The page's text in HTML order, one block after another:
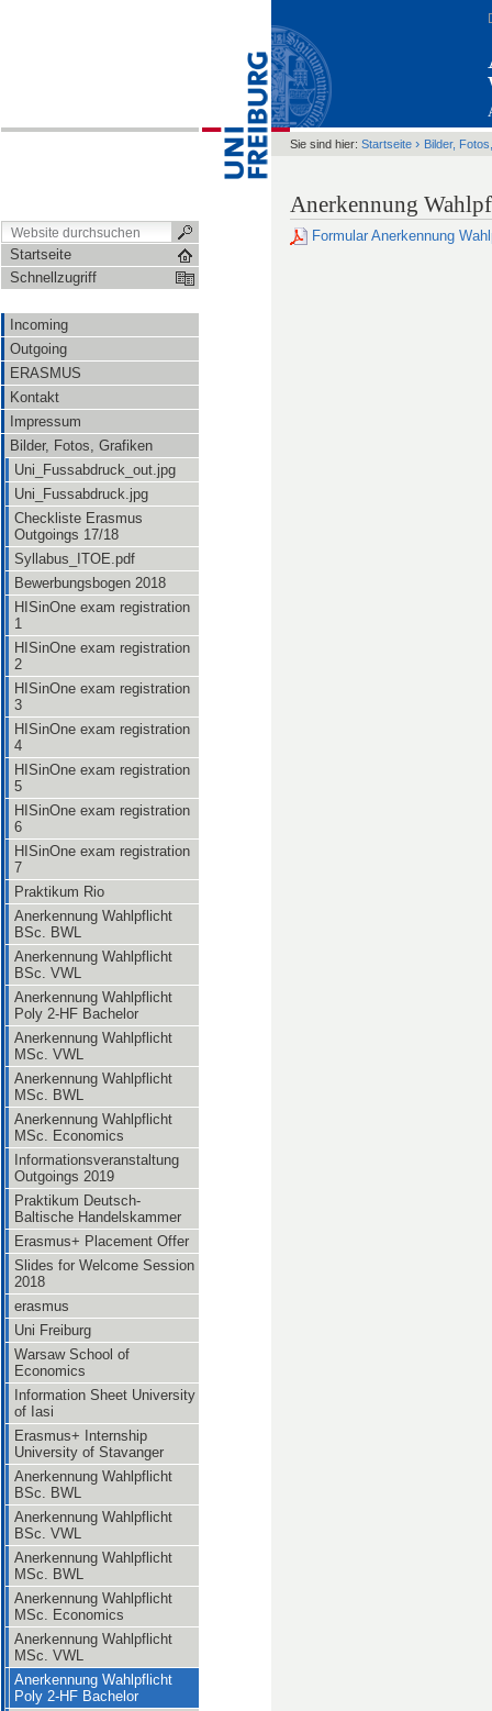
Startseite
Schnellzugriff
Incoming
Outgoing
ERASMUS
Kontakt
Impressum
Bilder, Fotos, Grafiken
Uni_Fussabdruck_out.jpg
Uni_Fussabdruck.jpg
Checkliste Erasmus
Outgoings 17/18
Syllabus_ITOE.pdf
Bewerbungsbogen 2018
HISinOne exam registration
1
HISinOne exam registration
2
HISinOne exam registration
3
HISinOne exam registration
4
HISinOne exam registration
5
HISinOne exam registration
6
HISinOne exam registration
7
Praktikum Rio
Anerkennung Wahlpflicht
BSc. BWL
Anerkennung Wahlpflicht
BSc. VWL
Anerkennung Wahlpflicht
Poly 2-HF Bachelor
Anerkennung Wahlpflicht
MSc. VWL
Anerkennung Wahlpflicht
MSc. BWL
Anerkennung Wahlpflicht
MSc. Economics
Informationsveranstaltung
Outgoings 2019
Praktikum Deutsch-
Baltische Handelskammer
Erasmus+ Placement Offer
Slides for Welcome Session
2018
erasmus
Uni Freiburg
Warsaw School of
Economics
Information Sheet University
of Iasi
Erasmus+ Internship
University of Stavanger
Anerkennung Wahlpflicht
BSc. BWL
Anerkennung Wahlpflicht
BSc. VWL
Anerkennung Wahlpflicht
MSc. BWL
Anerkennung Wahlpflicht
MSc. Economics
Anerkennung Wahlpflicht
MSc. VWL
Anerkennung Wahlpflicht
Poly 2-HF Bachelor
Sie sind hier: Startseite › Bilder,
Anerkennung
Formular Anerkennung